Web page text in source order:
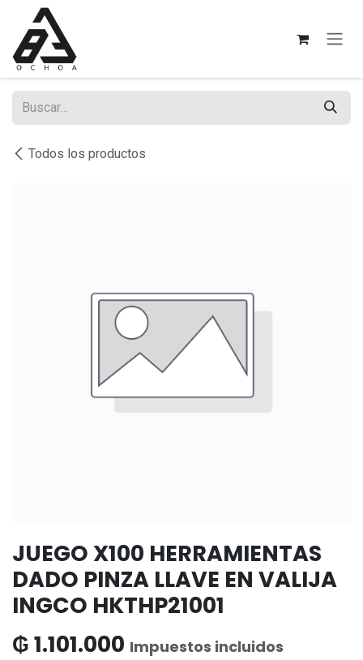
Ir al contenido
Todos los productos
JUEGO X100 HERRAMIENTAS
DADO PINZA LLAVE EN VALIJA
INGCO HKTHP21001
₲1.101.000 Impuestos incluidos